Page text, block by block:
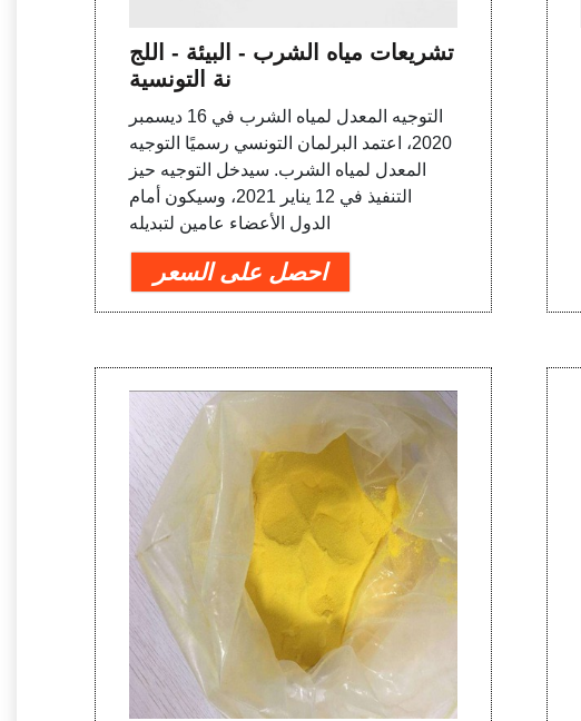
تشريعات مياه الشرب - البيئة - اللج
نة التونسية
التوجيه المعدل لمياه الشرب في 16 ديسمبر
2020، اعتمد البرلمان التونسي رسميًا التوجيه
المعدل لمياه الشرب. سيدخل التوجيه حيز
التنفيذ في 12 يناير 2021، وسيكون أمام
الدول الأعضاء عامين لتبديله
احصل على السعر